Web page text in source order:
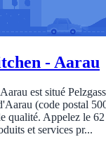
- Aarau
est situé
(code postal
qualité. Appelez le
et services pr...